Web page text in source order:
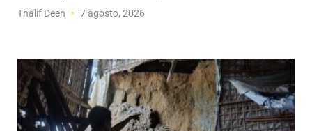
Thalif Deen 7 agosto, 2026